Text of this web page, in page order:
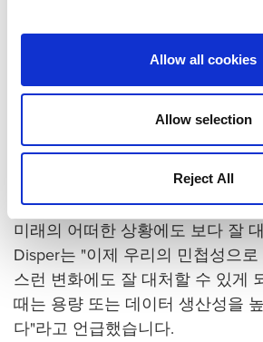
Allow all cookies
Allow selection
Reject All
어는 정기적으로 데이터를 점검하
진이 향후 수년 간 계속해서 데이
있습니다"라고 설명합니다.
StorNext 플랫폼을 구축한 Max
미래의 어떠한 상황에도 보다 잘
Disper는 "이제 우리의 민첩성으
스런 변화에도 잘 대처할 수 있게
때는 용량 또는 데이터 생산성을
다"라고 언급했습니다.